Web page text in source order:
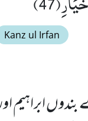
Kanz ul Irfan
بندوں ابراہیم